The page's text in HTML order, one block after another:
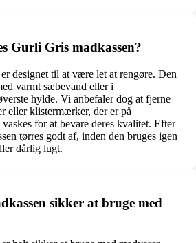
Gurli Gris madkassen?
designet til at være let at rengøre. Den
varmt sæbevand eller i
hylde. Vi anbefaler dog at fjerne
eller klistermærker, der er på
for at bevare deres kvalitet. Efter
tørres godt af, inden den bruges igen
dårlig lugt.
sikker at bruge med